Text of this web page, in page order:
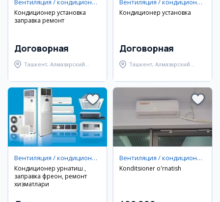
Вентиляция / кондиционирование
Кондиционер установка
заправка ремонт
Договорная
Ташкент, Алмазарский
Вентиляция / кондиционирование
Кондиционер установка
Договорная
Ташкент, Алмазарский
Вентиляция / кондиционирование
Кондиционер урнатиш ,
заправка фреон, ремонт
хизматлари
Вентиляция / кондиционирование
Konditsioner o'rnatish